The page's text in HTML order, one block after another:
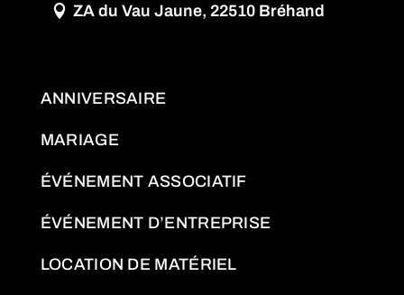
ZA du Vau Jaune, 22510 Bréhand
ANNIVERSAIRE
MARIAGE
ÉVÉNEMENT ASSOCIATIF
ÉVÉNEMENT D’ENTREPRISE
LOCATION DE MATÉRIEL